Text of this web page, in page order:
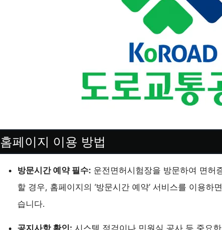
홈페이지 이용 방법
방문시간 예약 필수: 운전면허시험장을 방문하여 면허
할 경우, 홈페이지의 ‘방문시간 예약’ 서비스를 이용하
습니다.
공지사항 확인: 시스템 점검이나 민원실 공사 등 중요